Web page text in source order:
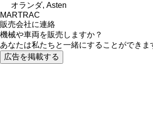
オランダ, Asten
MARTRAC
販売会社に連絡
機械や車両を販売しますか？
あなたは私たちと一緒にすることができま
広告を掲載する